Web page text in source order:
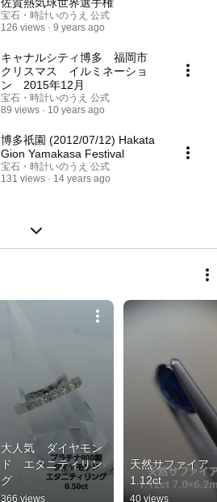
宝石・時計いのうえ 公式
126 views
9 years ago
キャナルシティ博多 福岡市
クリスマス イルミネーショ
ン 2015年12月
宝石・時計いのうえ 公式
89 views
10 years ago
博多祇園 (2012/07/12) Hakata
Gion Yamakasa Festival
宝石・時計いのうえ 公式
131 views
14 years ago
大人気　ダイヤモン
ド　エタニティリン
グ
366 views
天然サファイア
1.12ct
40 views